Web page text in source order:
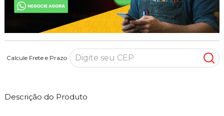
Calcule Frete e Prazo
Descrição do Produto